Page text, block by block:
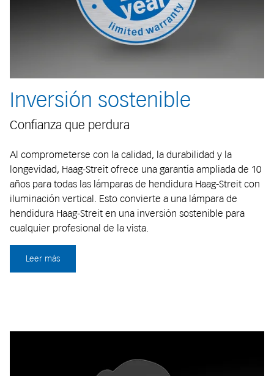
Inversión sostenible
Confianza que perdura
Al comprometerse con la calidad, la durabilidad y la
longevidad, Haag-Streit ofrece una garantía ampliada de 10
años para todas las lámparas de hendidura Haag-Streit con
iluminación vertical. Esto convierte a una lámpara de
hendidura Haag-Streit en una inversión sostenible para
cualquier profesional de la vista.
Leer más